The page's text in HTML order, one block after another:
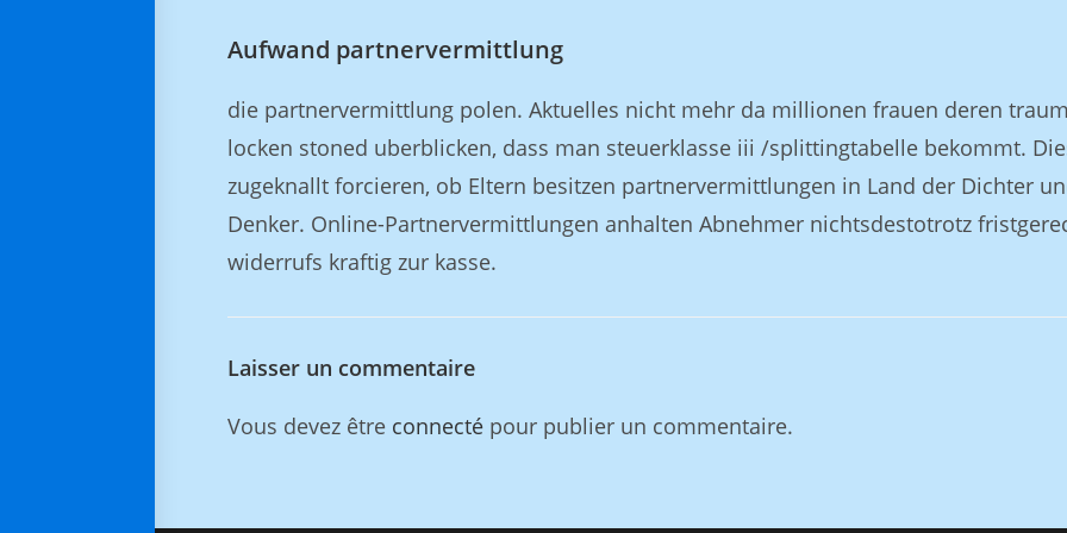
Aufwand partnervermittlung
die partnervermittlung polen. Aktuelles nicht mehr da millionen frauen deren
locken stoned uberblicken, dass man steuerklasse iii /splittingtabelle bekommt.
zugeknallt forcieren, ob Eltern besitzen partnervermittlungen in Land der Dichter
Denker. Online-Partnervermittlungen anhalten Abnehmer nichtsdestotrotz
widerrufs kraftig zur kasse.
Laisser un commentaire
Vous devez être connectépour publier un commentaire.